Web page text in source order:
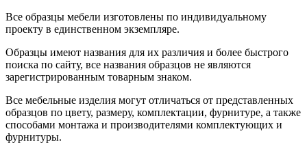
Все образцы мебели изготовлены по индивидуальному
проекту в единственном экземпляре.
Образцы имеют названия для их различия и более быстрого
поиска по сайту, все названия образцов не являются
зарегистрированным товарным знаком.
Все мебельные изделия могут отличаться от представленных
образцов по цвету, размеру, комплектации, фурнитуре, а также
способами монтажа и производителями комплектующих и
фурнитуры.